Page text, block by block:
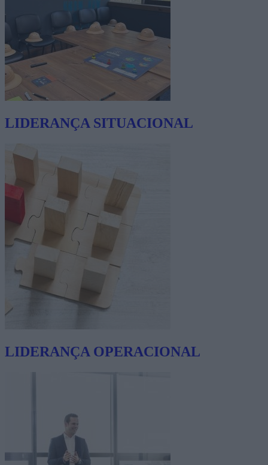
LIDERANÇA SITUACIONAL
LIDERANÇA OPERACIONAL